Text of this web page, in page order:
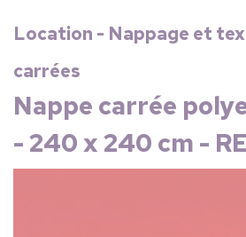
Location - Nappage et
carrées
Nappe carrée
- 240 x 240 cm -